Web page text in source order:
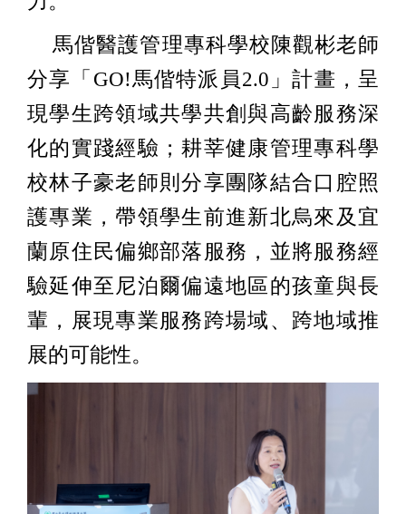
馬偕醫護管理專科學校陳觀彬老師
分享「GO!馬偕特派員2.0」計畫，呈
現學生跨領域共學共創與高齡服務深
化的實踐經驗；耕莘健康管理專科學
校林子豪老師則分享團隊結合口腔照
護專業，帶領學生前進新北烏來及宜
蘭原住民偏鄉部落服務，並將服務經
驗延伸至尼泊爾偏遠地區的孩童與長
輩，展現專業服務跨場域、跨地域推
展的可能性。